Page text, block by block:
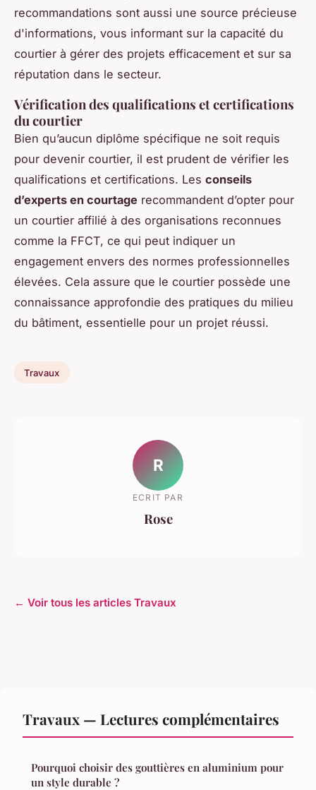
recommandations sont aussi une source précieuse
d'informations, vous informant sur la capacité du
courtier à gérer des projets efficacement et sur sa
réputation dans le secteur.
Vérification des qualifications et certifications
du courtier
Bien qu’aucun diplôme spécifique ne soit requis
pour devenir courtier, il est prudent de vérifier les
qualifications et certifications. Les conseils
d’experts en courtage recommandent d’opter pour
un courtier affilié à des organisations reconnues
comme la FFCT, ce qui peut indiquer un
engagement envers des normes professionnelles
élevées. Cela assure que le courtier possède une
connaissance approfondie des pratiques du milieu
du bâtiment, essentielle pour un projet réussi.
Travaux
R
ECRIT PAR
Rose
← Voir tous les articles Travaux
Travaux — Lectures complémentaires
Pourquoi choisir des gouttières en aluminium pour
un style durable ?